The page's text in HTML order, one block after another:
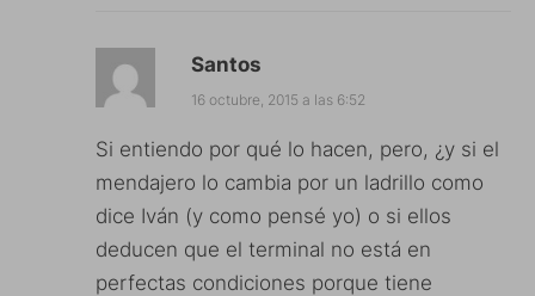
Santos
16 octubre, 2015 a las 6:52
Si entiendo por qué lo hacen, pero, ¿y si el
mendajero lo cambia por un ladrillo como
dice Iván (y como pensé yo) o si ellos
deducen que el terminal no está en
perfectas condiciones porque tiene